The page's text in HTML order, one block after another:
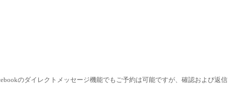
のダイレクトメッセージ機能でもご予約は可能ですが、確認および返信